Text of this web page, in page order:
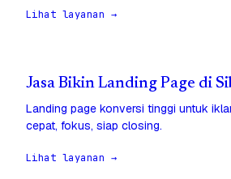
Lihat layanan →
Jasa Bikin Landing Page di
Landing page konversi tinggi untuk
cepat, fokus, siap closing.
Lihat layanan →